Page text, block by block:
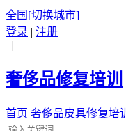
全国 [切换城市]
登录 | 注册
|
奢侈品修复培训
首页 奢侈品皮具修复培训